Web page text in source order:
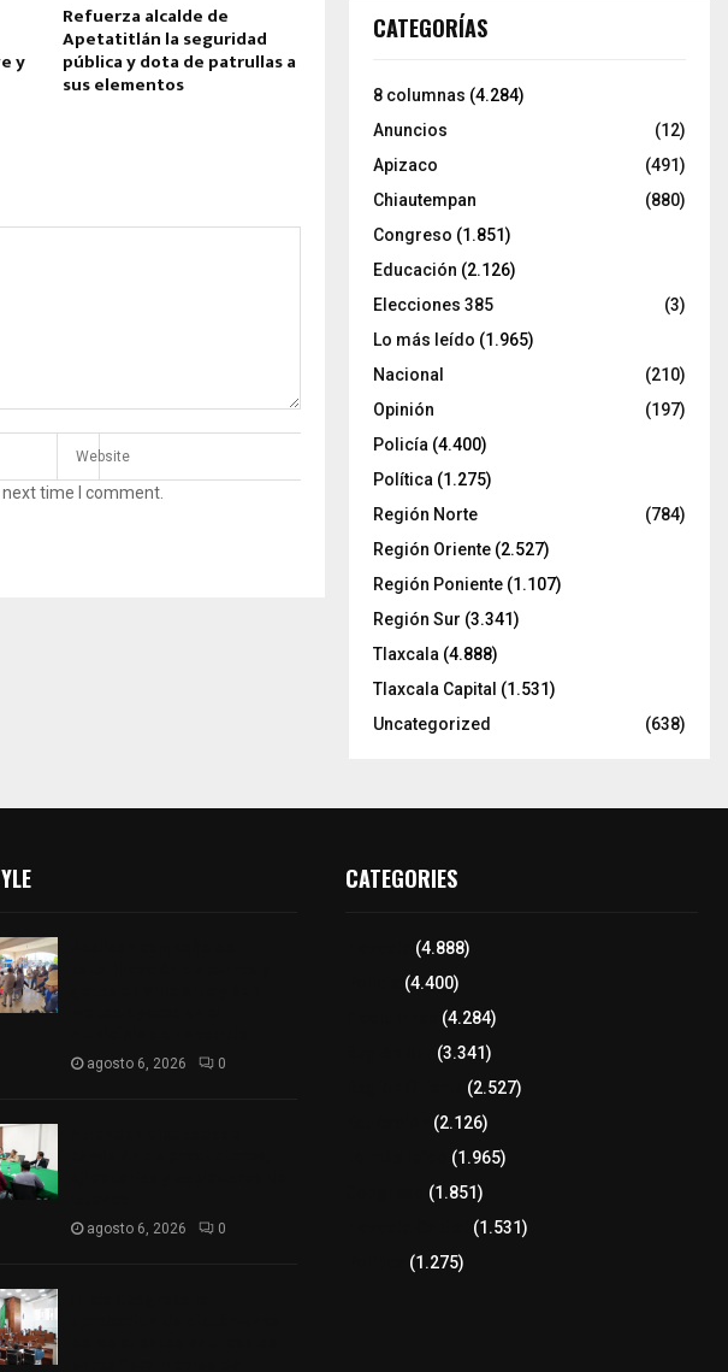
y
Refuerza alcalde de
Apetatitlán la seguridad
pública y dota de patrullas a
sus elementos
time I comment.
CATEGORÍAS
8 columnas (4.284)
Anuncios
(12)
Apizaco
(491)
Chiautempan
(880)
Congreso (1.851)
Educación (2.126)
Elecciones 385
(3)
Lo más leído (1.965)
Nacional
(210)
Opinión
(197)
Policía (4.400)
Política (1.275)
Región Norte
(784)
Región Oriente (2.527)
Región Poniente (1.107)
Región Sur (3.341)
Tlaxcala (4.888)
Tlaxcala Capital (1.531)
Uncategorized
(638)
agosto 6, 2026 0
agosto 6, 2026 0
CATEGORIES
(4.888)
(4.400)
(4.284)
(3.341)
(2.527)
(2.126)
(1.965)
(1.851)
(1.531)
(1.275)